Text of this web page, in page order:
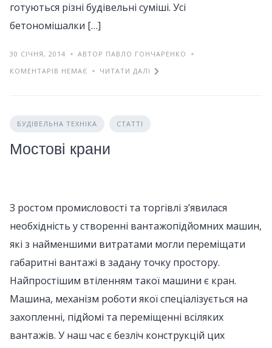
готуються різні будівельні суміші. Усі
бетономішалки […]
30 СІЧНЯ, 2014
АВТОР ПАВЛО ГОНЧАРЕНКО
КОМЕНТАРІВ НЕМАЄ
ЧИТАТИ ДАЛІ
БУДІВЕЛЬНА ТЕХНІКА СТАТТІ
Мостові крани
З ростом промисловості та торгівлі з’явилася
необхідність у створенні вантажопідйомних машин,
які з найменшими витратами могли переміщати
габаритні вантажі в задану точку простору.
Найпростішим втіленням такої машини є кран.
Машина, механізм роботи якої спеціалізується на
захопленні, підйомі та переміщенні всіляких
вантажів. У наш час є безліч конструкцій цих